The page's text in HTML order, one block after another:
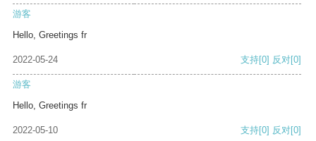
游客
Hello, Greetings fr
2022-05-24 支持[0] 反对[0]
游客
Hello, Greetings fr
2022-05-10 支持[0] 反对[0]